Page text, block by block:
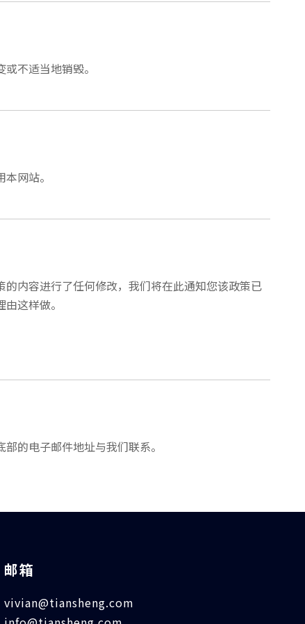
不适当地销毁。
网站。
内容进行了任何修改，我们将在此通知您该政策已
这样做。
的电子邮件地址与我们联系。
邮箱
vivian@tiansheng.com